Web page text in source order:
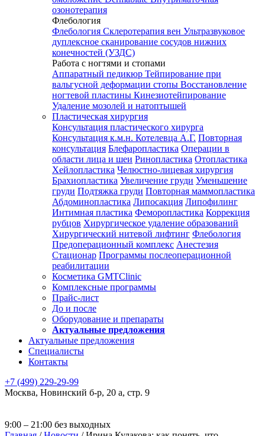
озонотерапия
Флебология
Флебология Склеротерапия вен Ультразвуковое
дуплексное сканирование сосудов нижних
конечностей (УЗДС)
Работа с ногтями и стопами
Аппаратный педикюр Тейпирование при
вальгусной деформации стопы Восстановление
ногтевой пластины Кинезиотейпирование
Удаление мозолей и натоптышей
Пластическая хирургия
Консультация пластического хирурга
Консультация к.м.н. Котелевца А.Г. Повторная
консультация Блефаропластика Операции в
области лица и шеи Ринопластика Отопластика
Хейлопластика Челюстно-лицевая хирургия
Брахиопластика Увеличение груди Уменьшение
груди Подтяжка груди Повторная маммопластика
Абдоминопластика Липосакция Липофилинг
Интимная пластика Феморопластика Коррекция
рубцов Хирургическое удаление образований
Хирургический нитевой лифтинг Флебология
Предоперационный комплекс Анестезия
Стационар Программы послеоперационной
реабилитации
Косметика GMTClinic
Комплексные программы
Прайс-лист
До и после
Оборудование и препараты
Актуальные предложения
Актуальные предложения
Специалисты
Контакты
+7 (499) 229-29-99
Москва, Новинский б-р, 20 а, стр. 9
9:00 – 21:00 без выходных